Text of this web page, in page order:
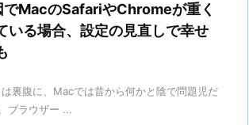
でMacのSafariやChromeが重く
いる場合、設定の見直しで幸せ
裏腹に、Macでは昔から何かと陰で問題児だ
ブラウザー ...